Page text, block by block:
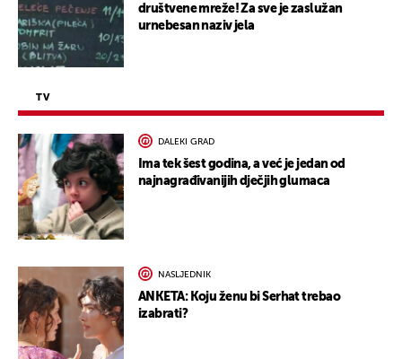
društvene mreže! Za sve je zaslužan
urnebesan naziv jela
TV
DALEKI GRAD
Ima tek šest godina, a već je jedan od
najnagrađivanijih dječjih glumaca
NASLJEDNIK
ANKETA: Koju ženu bi Serhat trebao
izabrati?